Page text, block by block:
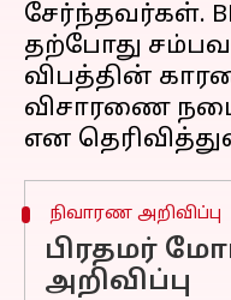
சேர்ந்தவர்கள்.
தற்போது
விபத்தின்
விசாரணை
நிவாரண அறிவிப்பு
பிரதமர்
அறிவிப்பு